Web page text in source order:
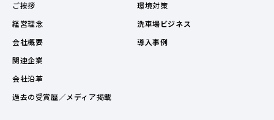
ご挨拶
経営理念
会社概要
関連企業
会社沿革
過去の受賞歴／メディア掲載
環境対策
洗車場ビジネス
導入事例